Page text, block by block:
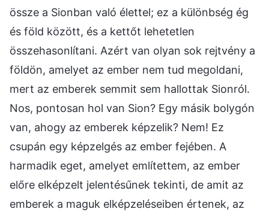
össze a Sionban való élettel; ez a különbség ég
és föld között, és a kettőt lehetetlen
összehasonlítani. Azért van olyan sok rejtvény a
földön, amelyet az ember nem tud megoldani,
mert az emberek semmit sem hallottak Sionról.
Nos, pontosan hol van Sion? Egy másik bolygón
van, ahogy az emberek képzelik? Nem! Ez
csupán egy képzelgés az ember fejében. A
harmadik eget, amelyet említettem, az ember
előre elképzelt jelentésűnek tekinti, de amit az
emberek a maguk elképzeléseiben értenek, az